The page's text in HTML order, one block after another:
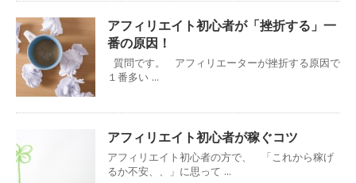
アフィリエイト初心者が「挫折する」一
番の原因！
質問です。 アフィリエーターが挫折する原因で
１番多い ...
アフィリエイト初心者が稼ぐコツ
アフィリエイト初心者の方で、 「これから稼げ
るか不安、、」に思って ...